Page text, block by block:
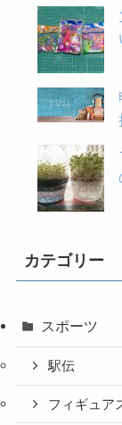
カテゴリー
スポーツ
駅伝
フィギュア